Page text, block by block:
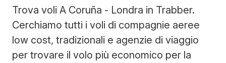
Trova voli A Coruña - Londra in Trabber.
Cerchiamo tutti i voli di compagnie aeree
low cost, tradizionali e agenzie di viaggio
per trovare il volo più economico per la